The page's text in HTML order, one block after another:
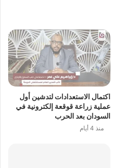
اكتمال الاستعدادات لتدشين أول
عملية زراعة قوقعة إلكترونية في
السودان بعد الحرب
منذ 4 أيام